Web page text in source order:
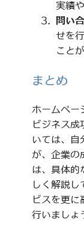
実績
問い
せを
こと
まとめ
ホームペー
ビジネス
いては、自
が、企業の
は、具体的
しく解説し
ビスを更
行いましょ